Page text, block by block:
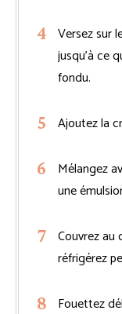
Versez sur
jusqu’à ce
fondu.
Ajoutez la
Mélangez
une
Couvrez
réfrigérez
Fouettez